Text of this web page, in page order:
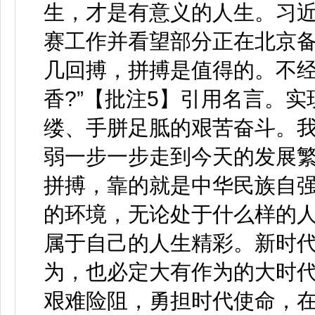
生，才是有意义的人生。习
赛工作并看望部分正在北京
几回搏，拼搏是值得的。不
香?”【批注5】引用名言。
缕、手胼足胝的艰苦奋斗。
弱一步一步走到今天的发展
拼搏，靠的就是中华民族自
的环境，无论处于什么样的
属于自己的人生精彩。新时
为，也必定大有作为的大时
艰难险阻，勇担时代使命，